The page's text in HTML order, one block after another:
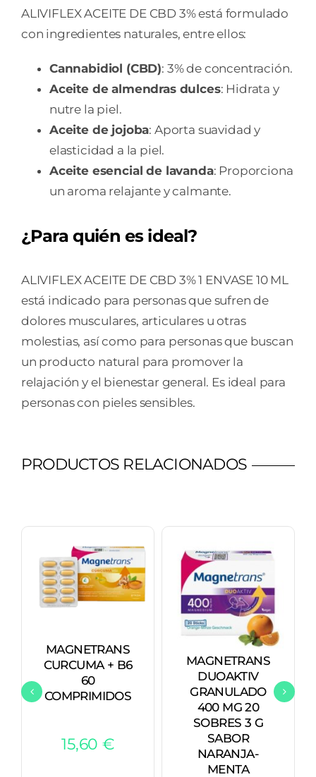
ALIVIFLEX ACEITE DE CBD 3% está formulado
con ingredientes naturales, entre ellos:
Cannabidiol (CBD): 3% de concentración.
Aceite de almendras dulces: Hidrata y
nutre la piel.
Aceite de jojoba: Aporta suavidad y
elasticidad a la piel.
Aceite esencial de lavanda: Proporciona
un aroma relajante y calmante.
¿Para quién es ideal?
ALIVIFLEX ACEITE DE CBD 3% 1 ENVASE 10 ML
está indicado para personas que sufren de
dolores musculares, articulares u otras
molestias, así como para personas que buscan
un producto natural para promover la
relajación y el bienestar general. Es ideal para
personas con pieles sensibles.
PRODUCTOS RELACIONADOS
MAGNETRANS
CURCUMA + B6
60
COMPRIMIDOS
15,60 €
MAGNETRANS
DUOAKTIV
GRANULADO
400 MG 20
SOBRES 3 G
SABOR
NARANJA-
MENTA